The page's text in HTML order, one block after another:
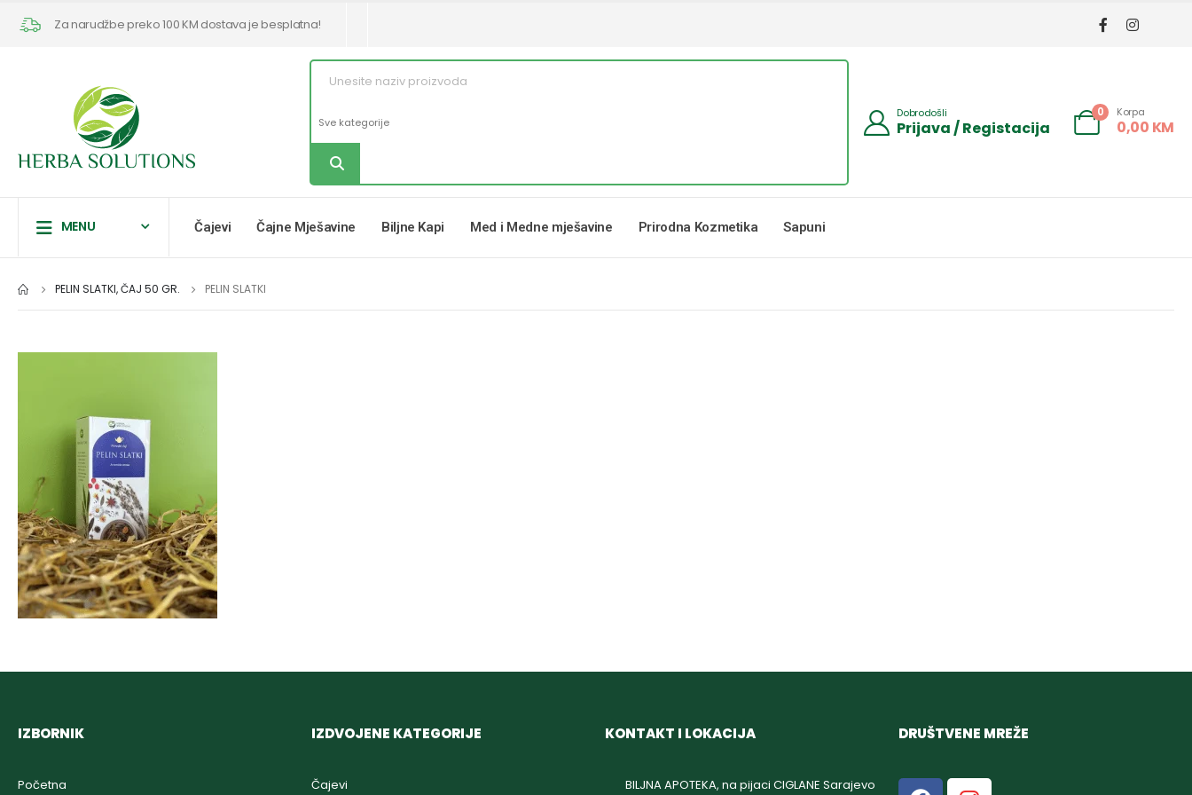
Za narudžbe preko 100 KM dostava je besplatna!
Dobrodošli
Prijava / Registacija
0 Korpa
0,00 KM
MENU Čajevi Čajne Mješavine Biljne Kapi Med i Medne mješavine Prirodna Kozmetika Sapuni
PELIN SLATKI, ČAJ 50 GR. PELIN SLATKI
IZBORNIK
Početna
IZDVOJENE KATEGORIJE
Čajevi
KONTAKT I LOKACIJA
BILJNA APOTEKA, na pijaci CIGLANE Sarajevo
DRUŠTVENE MREŽE